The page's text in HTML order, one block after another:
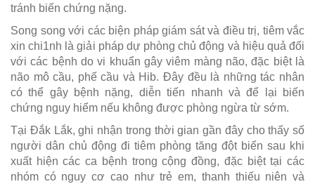
tránh biến chứng nặng.
Song song với các biện pháp giám sát và điều trị, tiêm vắc
xin chi1nh là giải pháp dự phòng chủ động và hiệu quả đối
với các bệnh do vi khuẩn gây viêm màng não, đặc biệt là
não mô cầu, phế cầu và Hib. Đây đều là những tác nhân
có thể gây bệnh nặng, diễn tiến nhanh và để lại biến
chứng nguy hiểm nếu không được phòng ngừa từ sớm.
Tại Đắk Lắk, ghi nhận trong thời gian gần đây cho thấy số
người dân chủ động đi tiêm phòng tăng đột biến sau khi
xuất hiện các ca bệnh trong cộng đồng, đặc biệt tại các
nhóm có nguy cơ cao như trẻ em, thanh thiếu niên và